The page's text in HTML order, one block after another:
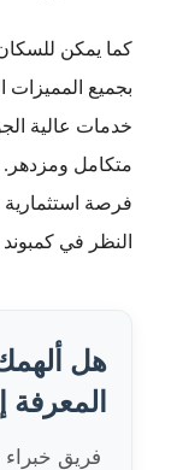
كما يمكن
بجميع المميزات
خدمات عالية
متكامل ومزدهر.
فرصة استثمارية
النظر في
هل
المعرفة
فريق خبراء